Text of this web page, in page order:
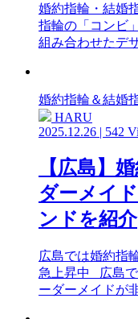
婚約指輪・結婚
指輪の「コンビ
組み合わせたデ
婚約指輪＆結婚
HARU
2025.12.26 | 542
【広島】
ダーメイ
ンドを紹介
広島では婚約指
急上昇中 広島
ーダーメイドが